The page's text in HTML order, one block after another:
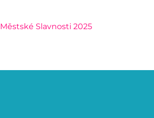
Městské Slavnosti 2025